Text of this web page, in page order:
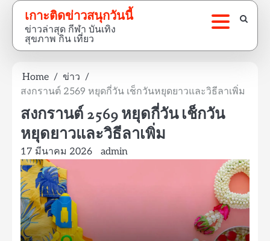
Skip
content
เกาะติดข่าวสนุกวันนี้
ข่าวล่าสุด กีฬา บันเทิง
สุขภาพ กิน เที่ยว
Home
ข่าว
สงกรานต์ 2569 หยุดกี่วัน เช็กวันหยุดยาวและวิธีลาเพิ่ม
สงกรานต์ 2569 หยุดกี่วัน เช็กวัน
หยุดยาวและวิธีลาเพิ่ม
17 มีนาคม 2026 admin